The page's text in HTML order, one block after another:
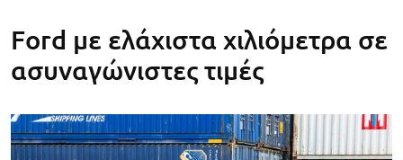
Ford με ελάχιστα χιλιόμετρα σε
ασυναγώνιστες τιμές